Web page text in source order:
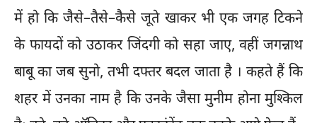
में हो कि जैसे–तैसे–कैसे जूते खाकर भी एक जगह टिकने
के फायदों को उठाकर जिंदगी को सहा जाए, वहीं जगन्नाथ
बाबू का जब सुनो, तभी दफ्तर बदल जाता है । कहते हैं कि
शहर में उनका नाम है कि उनके जैसा मुनीम होना मुश्किल